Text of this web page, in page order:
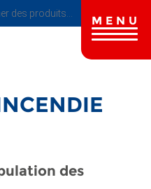
MENU
des